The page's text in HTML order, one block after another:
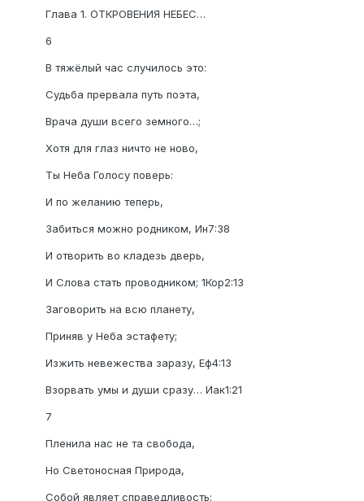
Глава 1. ОТКРОВЕНИЯ НЕБЕС…
6
В тяжёлый час случилось это:
Судьба прервала путь поэта,
Врача души всего земного…;
Хотя для глаз ничто не ново,
Ты Неба Голосу поверь:
И по желанию теперь,
Забиться можно родником, Ин7:38
И отворить во кладезь дверь,
И Слова стать проводником; 1Кор2:13
Заговорить на всю планету,
Приняв у Неба эстафету;
Изжить невежества заразу, Еф4:13
Взорвать умы и души сразу… Иак1:21
7
Пленила нас не та свобода,
Но Светоносная Природа,
Собой являет справедливость: